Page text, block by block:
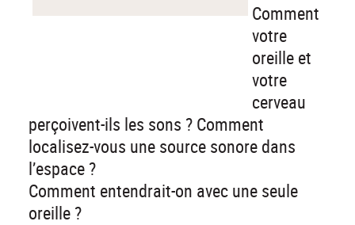
Comment
votre
oreille et
votre
cerveau
perçoivent-ils les sons ? Comment
localisez-vous une source sonore dans
l’espace ?
Comment entendrait-on avec une seule
oreille ?